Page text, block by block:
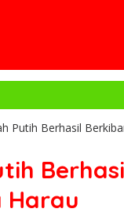
Putih Berhasil
Harau